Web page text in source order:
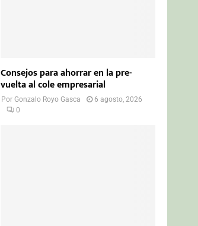
Consejos para ahorrar en la pre-
vuelta al cole empresarial
PorGonzalo Royo Gasca
6 agosto, 2026
0